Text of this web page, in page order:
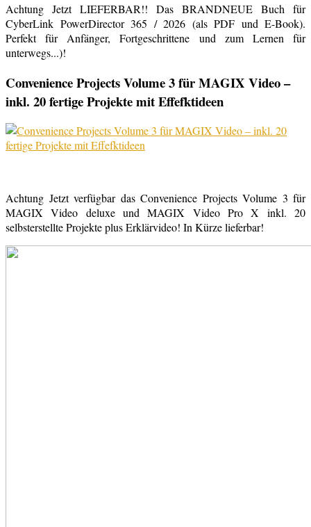
Achtung Jetzt LIEFERBAR!! Das BRANDNEUE Buch für
CyberLink PowerDirector 365 / 2026 (als PDF und E-Book).
Perfekt für Anfänger, Fortgeschrittene und zum Lernen für
unterwegs...)!
Convenience Projects Volume 3 für MAGIX Video –
inkl. 20 fertige Projekte mit Effefktideen
Achtung Jetzt verfügbar das Convenience Projects Volume 3 für
MAGIX Video deluxe und MAGIX Video Pro X inkl. 20
selbsterstellte Projekte plus Erklärvideo! In Kürze lieferbar!